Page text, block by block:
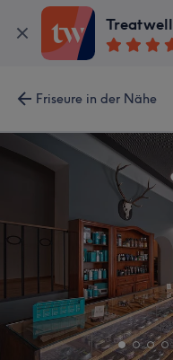
Treatwell
Friseure in der Nähe